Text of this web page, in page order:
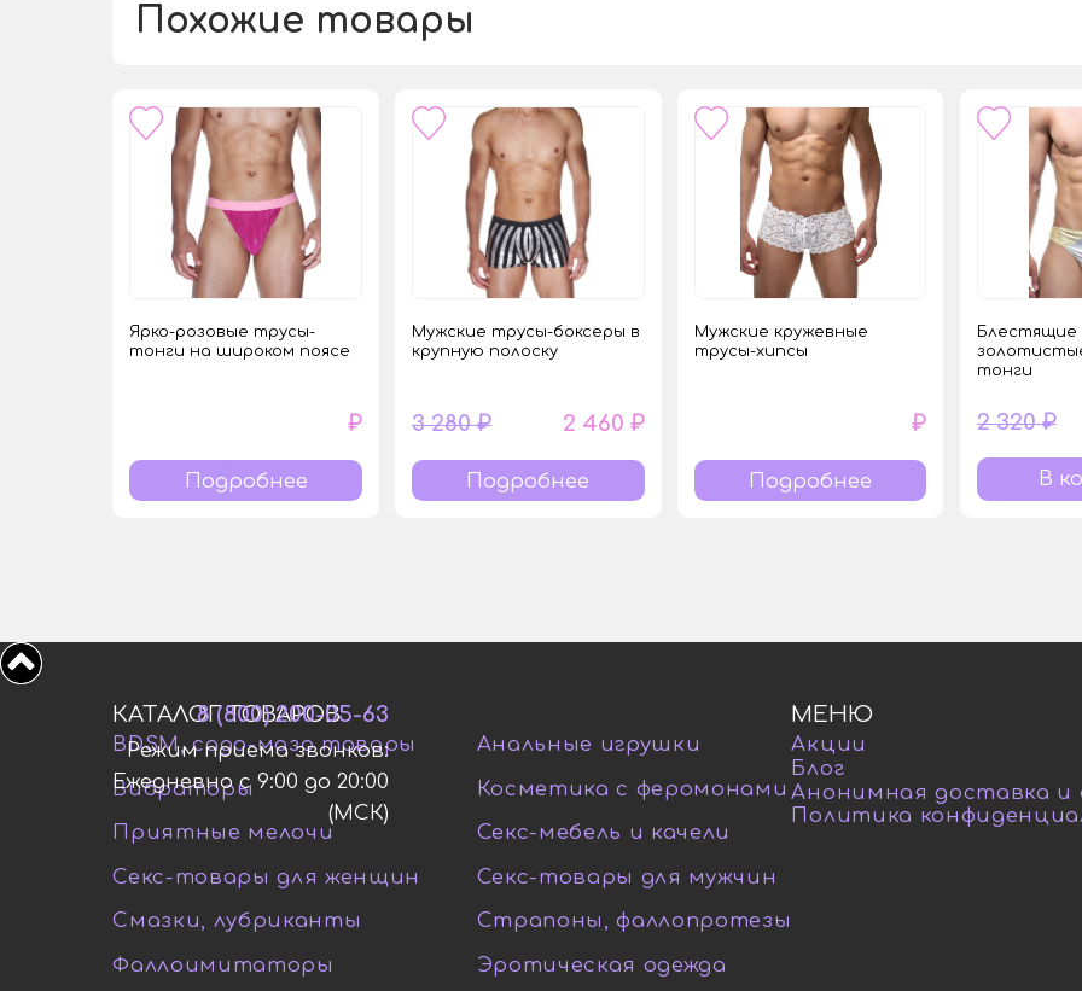
Похожие товары
Ярко-розовые трусы-
тонги на широком поясе
₽
Подробнее
Мужские трусы-боксеры в
крупную полоску
3 280 ₽ 2 460 ₽
Подробнее
Мужские кружевные
трусы-хипсы
₽
Подробнее
Блестящие
тонги
2 320 ₽
КАТАЛОГ ТОВАРОВ
BDSM, садо-мазо товары
Анальные игрушки
Вибраторы
Косметика с феромонами
Приятные мелочи
Секс-мебель и качели
Секс-товары для женщин
Секс-товары для мужчин
Смазки, лубриканты
Страпоны, фаллопротезы
Фаллоимитаторы
Эротическая одежда
МЕНЮ
Акции
Блог
Анонимная доставка и
Политика
8 (800) 200-05-63
Режим приема звонков:
Ежедневно с 9:00 до 20:00
(МСК)